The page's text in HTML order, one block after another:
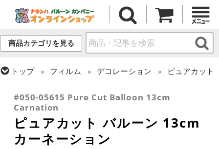
商品カテゴリを見る
トップ フィルム デコレーション
ピュアカット
母の日・父の日
#050-05615 Pure Cut Balloon 13cm
Carnation
ピュアカット バルーン 13cm
カーネーション